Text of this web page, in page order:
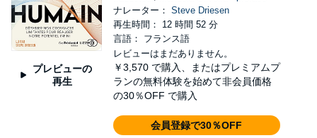
プレビューの
再生
ナレーター： Steve Driesen
再生時間： 12 時間 52 分
言語： フランス語
レビューはまだありません。
￥3,570 で購入、またはプレミアムプ
ランの無料体験を始めて非会員価格
の30％OFF で購入
会員登録で30％OFF